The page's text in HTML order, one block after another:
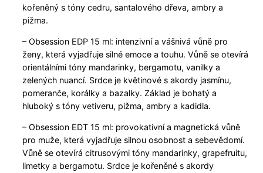
kořeněný s tóny cedru, santalového dřeva, ambry a
pižma.
– Obsession EDP 15 ml: intenzivní a vášnivá vůně pro
ženy, která vyjadřuje silné emoce a touhu. Vůně se otevírá
orientálními tóny mandarinky, bergamotu, vanilky a
zelených nuancí. Srdce je květinové s akordy jasmínu,
pomeranče, korálky a bazalky. Základ je bohatý a
hluboký s tóny vetiveru, pižma, ambry a kadidla.
– Obsession EDT 15 ml: provokativní a magnetická vůně
pro muže, která vyjadřuje silnou osobnost a sebevědomí.
Vůně se otevírá citrusovými tóny mandarinky, grapefruitu,
limetky a bergamotu. Srdce je kořeněné s akordy